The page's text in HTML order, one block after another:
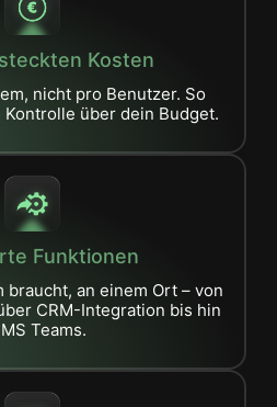
Kosten
nicht pro Benutzer. So
über dein Budget.
Funktionen
braucht, an einem Ort – von
CRM-Integration bis hin
Teams.